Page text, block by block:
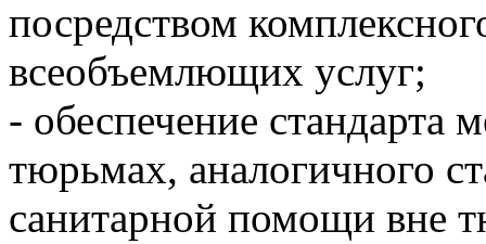
посредством
всеобъемлющих услуг;
- обеспечение стандарта
тюрьмах, аналогичного
санитарной помощи вне